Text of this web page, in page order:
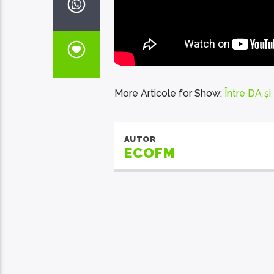
More Articole for Show: Între DA și
AUTOR
ECOFM